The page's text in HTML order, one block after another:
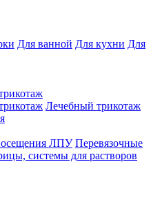
Для ванной Для кухни Для
Лечебный трикотаж
ЛПУ Перевязочные
системы для растворов